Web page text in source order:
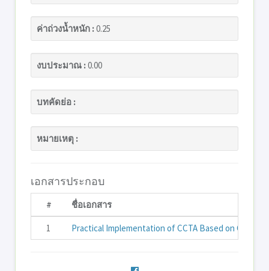
ค่าถ่วงน้ำหนัก :0.25
งบประมาณ :0.00
บทคัดย่อ :
หมายเหตุ :
เอกสารประกอบ
# ชื่อเอกสาร
1 Practical Implementation of CCTA Based on